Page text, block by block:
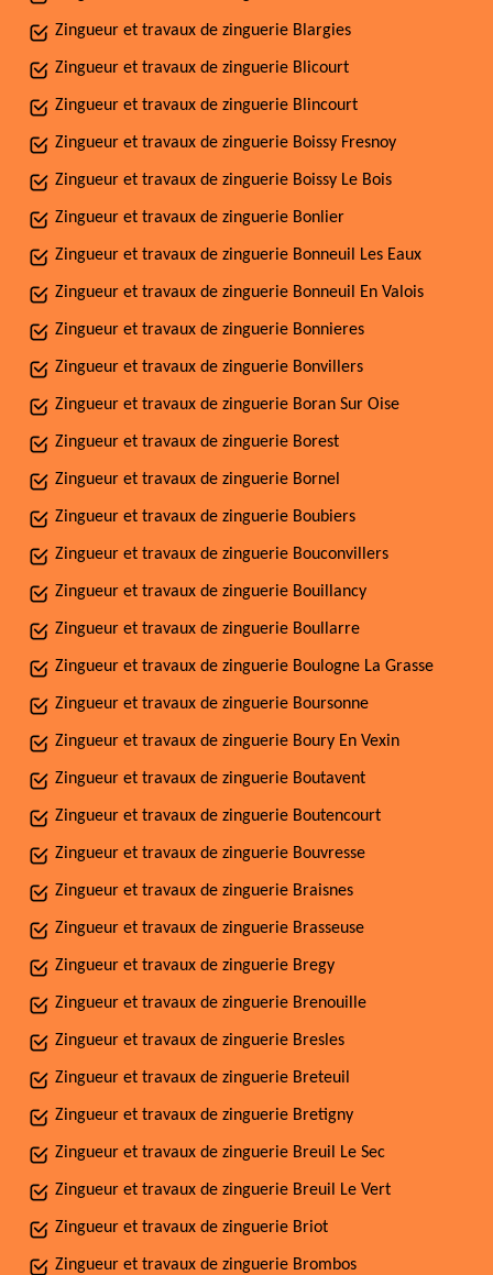
Zingueur et travaux de zinguerie Blargies
Zingueur et travaux de zinguerie Blicourt
Zingueur et travaux de zinguerie Blincourt
Zingueur et travaux de zinguerie Boissy Fresnoy
Zingueur et travaux de zinguerie Boissy Le Bois
Zingueur et travaux de zinguerie Bonlier
Zingueur et travaux de zinguerie Bonneuil Les Eaux
Zingueur et travaux de zinguerie Bonneuil En Valois
Zingueur et travaux de zinguerie Bonnieres
Zingueur et travaux de zinguerie Bonvillers
Zingueur et travaux de zinguerie Boran Sur Oise
Zingueur et travaux de zinguerie Borest
Zingueur et travaux de zinguerie Bornel
Zingueur et travaux de zinguerie Boubiers
Zingueur et travaux de zinguerie Bouconvillers
Zingueur et travaux de zinguerie Bouillancy
Zingueur et travaux de zinguerie Boullarre
Zingueur et travaux de zinguerie Boulogne La Grasse
Zingueur et travaux de zinguerie Boursonne
Zingueur et travaux de zinguerie Boury En Vexin
Zingueur et travaux de zinguerie Boutavent
Zingueur et travaux de zinguerie Boutencourt
Zingueur et travaux de zinguerie Bouvresse
Zingueur et travaux de zinguerie Braisnes
Zingueur et travaux de zinguerie Brasseuse
Zingueur et travaux de zinguerie Bregy
Zingueur et travaux de zinguerie Brenouille
Zingueur et travaux de zinguerie Bresles
Zingueur et travaux de zinguerie Breteuil
Zingueur et travaux de zinguerie Bretigny
Zingueur et travaux de zinguerie Breuil Le Sec
Zingueur et travaux de zinguerie Breuil Le Vert
Zingueur et travaux de zinguerie Briot
Zingueur et travaux de zinguerie Brombos